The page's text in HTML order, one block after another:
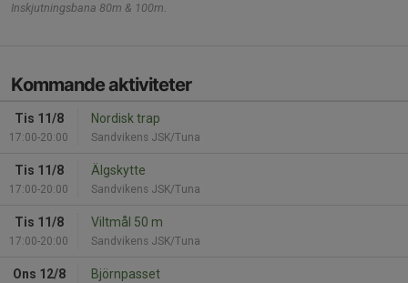
Inskjutningsbana 80m & 100m.
Kommande aktiviteter
Tis 11/8
17:00-20:00
Nordisk trap
Sandvikens JSK/Tuna
Tis 11/8
17:00-20:00
Älgskytte
Sandvikens JSK/Tuna
Tis 11/8
17:00-20:00
Viltmål 50 m
Sandvikens JSK/Tuna
Ons 12/8 Björnpasset